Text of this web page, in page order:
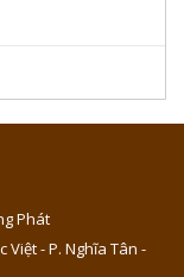
Phát
Việt - P. Nghĩa Tân -